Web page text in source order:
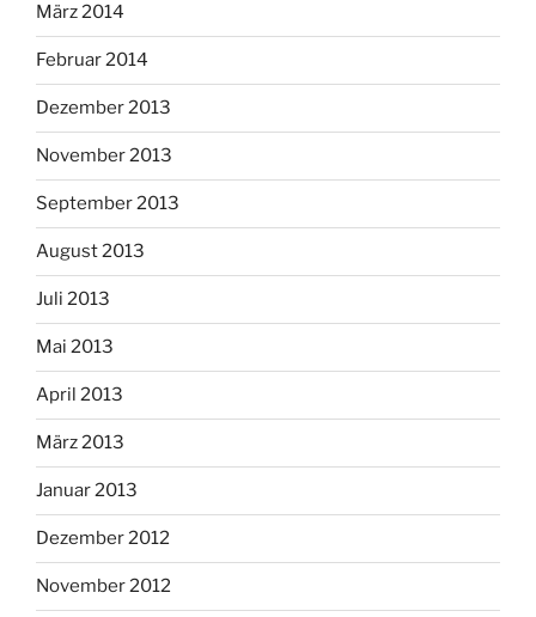
März 2014
Februar 2014
Dezember 2013
November 2013
September 2013
August 2013
Juli 2013
Mai 2013
April 2013
März 2013
Januar 2013
Dezember 2012
November 2012